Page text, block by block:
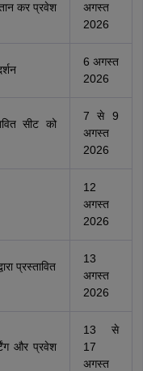
कर प्रवेश
अगस्त
2026
6 अगस्त
2026
सीट को
7 से 9
अगस्त
2026
12
अगस्त
2026
प्रस्तावित
13
अगस्त
2026
और प्रवेश
13 से
17
अगस्त